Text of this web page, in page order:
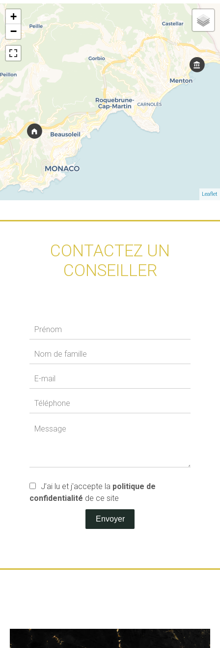
+
−
Leaflet
CONTACTEZ UN
CONSEILLER
J’ai lu et j'accepte la politique de
confidentialité de ce site
Envoyer